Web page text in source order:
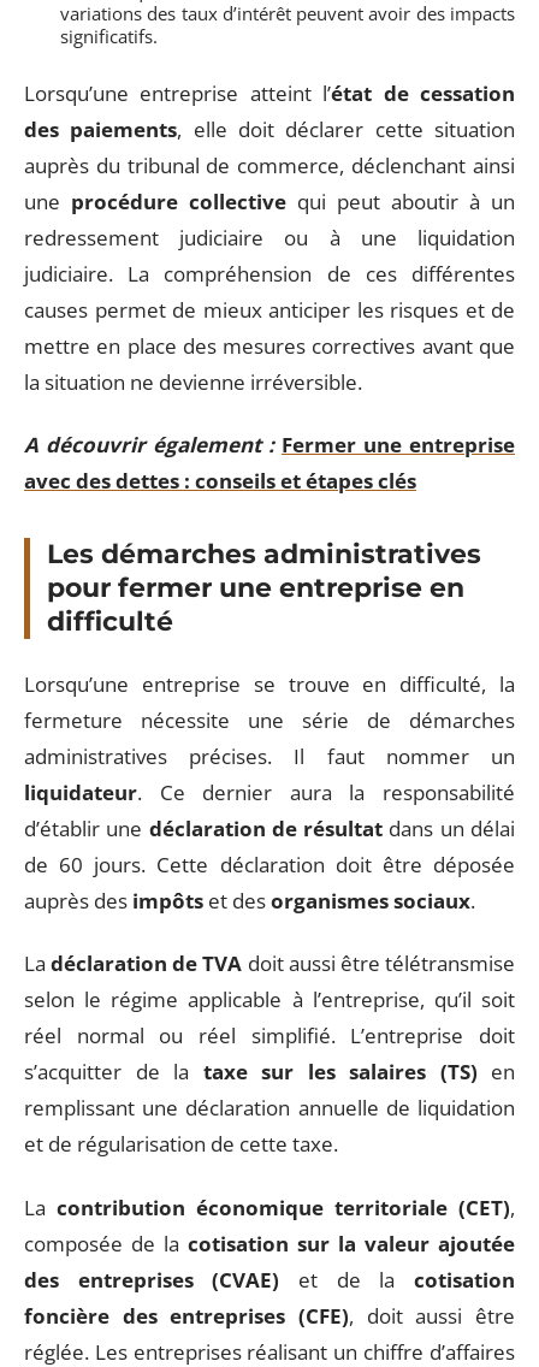
variations des taux d’intérêt peuvent avoir des impacts
significatifs.
Lorsqu’une entreprise atteint l’état de cessation
des paiements, elle doit déclarer cette situation
auprès du tribunal de commerce, déclenchant ainsi
une procédure collective qui peut aboutir à un
redressement judiciaire ou à une liquidation
judiciaire. La compréhension de ces différentes
causes permet de mieux anticiper les risques et de
mettre en place des mesures correctives avant que
la situation ne devienne irréversible.
A découvrir également : Fermer une entreprise
avec des dettes : conseils et étapes clés
Les démarches administratives
pour fermer une entreprise en
difficulté
Lorsqu’une entreprise se trouve en difficulté, la
fermeture nécessite une série de démarches
administratives précises. Il faut nommer un
liquidateur. Ce dernier aura la responsabilité
d’établir une déclaration de résultat dans un délai
de 60 jours. Cette déclaration doit être déposée
auprès des impôts et desorganismes sociaux.
Ladéclaration de TVA doit aussi être télétransmise
selon le régime applicable à l’entreprise, qu’il soit
réel normal ou réel simplifié. L’entreprise doit
s’acquitter de la taxe sur les salaires (TS) en
remplissant une déclaration annuelle de liquidation
et de régularisation de cette taxe.
La contribution économique territoriale (CET),
composée de la cotisation sur la valeur ajoutée
des entreprises (CVAE) et de lacotisation
foncière des entreprises (CFE), doit aussi être
réglée. Les entreprises réalisant un chiffre d’affaires